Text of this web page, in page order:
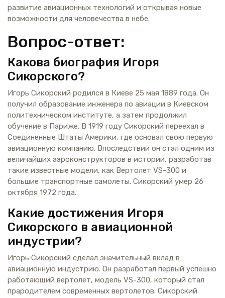
развитие авиационных технологий и открывая новые
возможности для человечества в небе.
Вопрос-ответ:
Какова биография Игоря
Сикорского?
Игорь Сикорский родился в Киеве 25 мая 1889 года. Он
получил образование инженера по авиации в Киевском
политехническом институте, а затем продолжил
обучение в Париже. В 1919 году Сикорский переехал в
Соединенные Штаты Америки, где основал свою первую
авиационную компанию. Впоследствии он стал одним из
величайших аэроконструкторов в истории, разработав
такие известные модели, как Вертолет VS-300 и
большие транспортные самолеты. Сикорский умер 26
октября 1972 года.
Какие достижения Игоря
Сикорского в авиационной
индустрии?
Игорь Сикорский сделал значительный вклад в
авиационную индустрию. Он разработал первый успешно
работающий вертолет, модель VS-300, который стал
прародителем современных вертолетов. Сикорский